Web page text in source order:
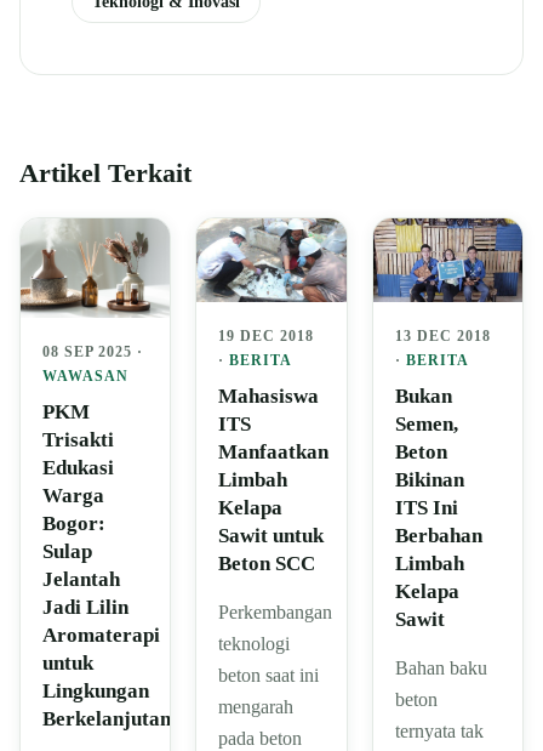
Artikel Terkait
08 SEP 2025 ·
WAWASAN
PKM
Trisakti
Edukasi
Warga
Bogor:
Sulap
Jelantah
Jadi Lilin
Aromaterapi
untuk
Lingkungan
Berkelanjutan
19 DEC 2018
·BERITA
Mahasiswa
ITS
Manfaatkan
Limbah
Kelapa
Sawit untuk
Beton SCC
Perkembangan
teknologi
beton saat ini
mengarah
pada beton
13 DEC 2018
· BERITA
Bukan
Semen,
Beton
Bikinan
ITS Ini
Berbahan
Limbah
Kelapa
Sawit
Bahan baku
beton
ternyata tak